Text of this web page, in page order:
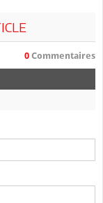
0 Commentaires